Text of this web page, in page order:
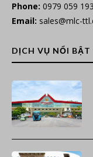
Phone: 0979 059 193
Email: sales@mlc-
DỊCH VỤ NỔI BẬT